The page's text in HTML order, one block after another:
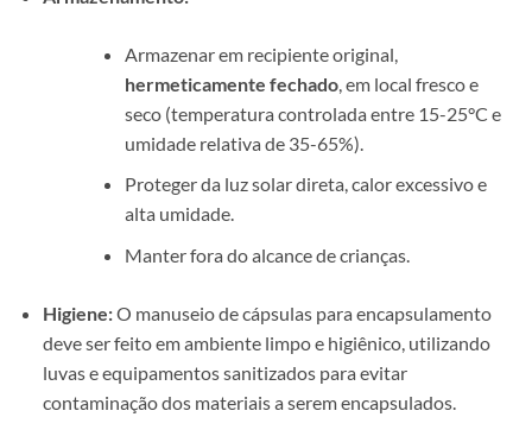
Armazenar em recipiente original,
hermeticamente fechado, em local fresco e
seco (temperatura controlada entre 15-25°C e
umidade relativa de 35-65%).
Proteger da luz solar direta, calor excessivo e
alta umidade.
Manter fora do alcance de crianças.
Higiene:O manuseio de cápsulas para encapsulamento
deve ser feito em ambiente limpo e higiênico, utilizando
luvas e equipamentos sanitizados para evitar
contaminação dos materiais a serem encapsulados.